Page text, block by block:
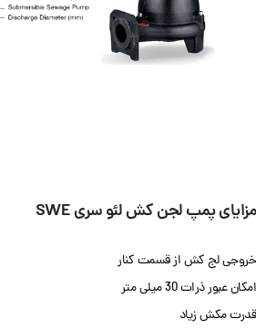
مزایای پمپ لجن کشلئو سری SWE
خروجی لج کش از قسمت کنار
امکان عبور ذرات 30 میلی متر
قدرت مکش زیاد